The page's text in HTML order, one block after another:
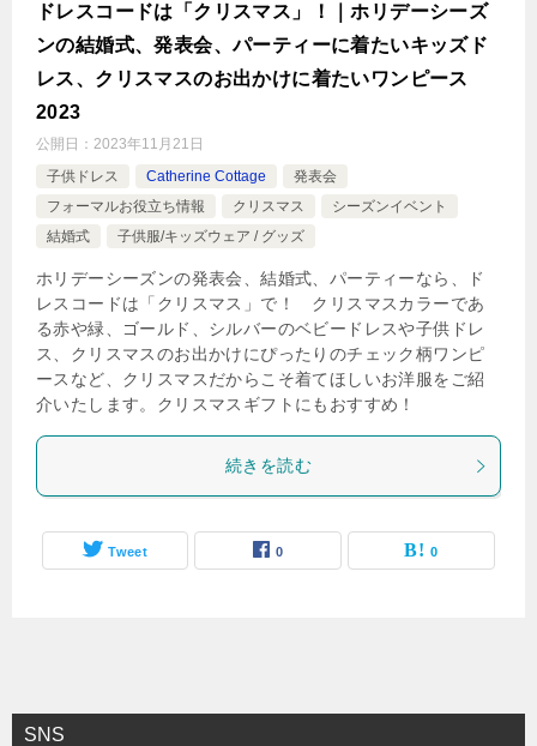
ドレスコードは「クリスマス」！｜ホリデーシーズ
ンの結婚式、発表会、パーティーに着たいキッズド
レス、クリスマスのお出かけに着たいワンピース
2023
公開日： 2023年11月21日
子供ドレス
Catherine Cottage
発表会
フォーマルお役立ち情報
クリスマス
シーズンイベント
結婚式
子供服/キッズウェア / グッズ
ホリデーシーズンの発表会、結婚式、パーティーなら、ド
レスコードは「クリスマス」で！ クリスマスカラーであ
る赤や緑、ゴールド、シルバーのベビードレスや子供ドレ
ス、クリスマスのお出かけにぴったりのチェック柄ワンピ
ースなど、クリスマスだからこそ着てほしいお洋服をご紹
介いたします。クリスマスギフトにもおすすめ！
続きを読む
Tweet 0 0
SNS